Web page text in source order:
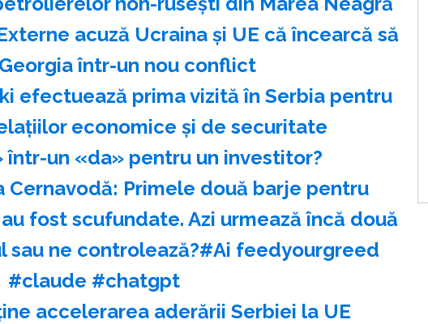
acuză Ucraina şi UE că încearcă să
într-un nou conflict
efectuează prima vizită în Serbia pentru
economice şi de securitate
într-un «da» pentru un investitor?
Cernavodă: Primele două barje pentru
fost scufundate. Azi urmează încă două
sau ne controlează?#Ai feedyourgreed
#claude #chatgpt
accelerarea aderării Serbiei la UE